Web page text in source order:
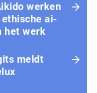
werken
ai-
het werk
meldt